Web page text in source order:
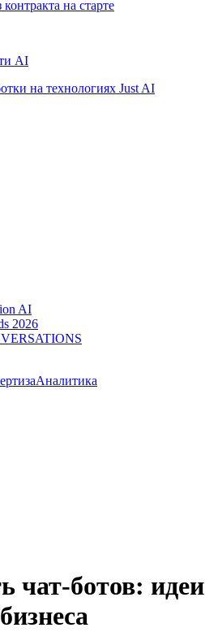
на старте
AI
на технологиях Just AI
AI
2026
Аналитика
чат-ботов: идеи